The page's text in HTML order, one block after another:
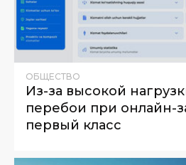
ОБЩЕСТВО
Из-за высокой
перебои при онлайн-
первый класс